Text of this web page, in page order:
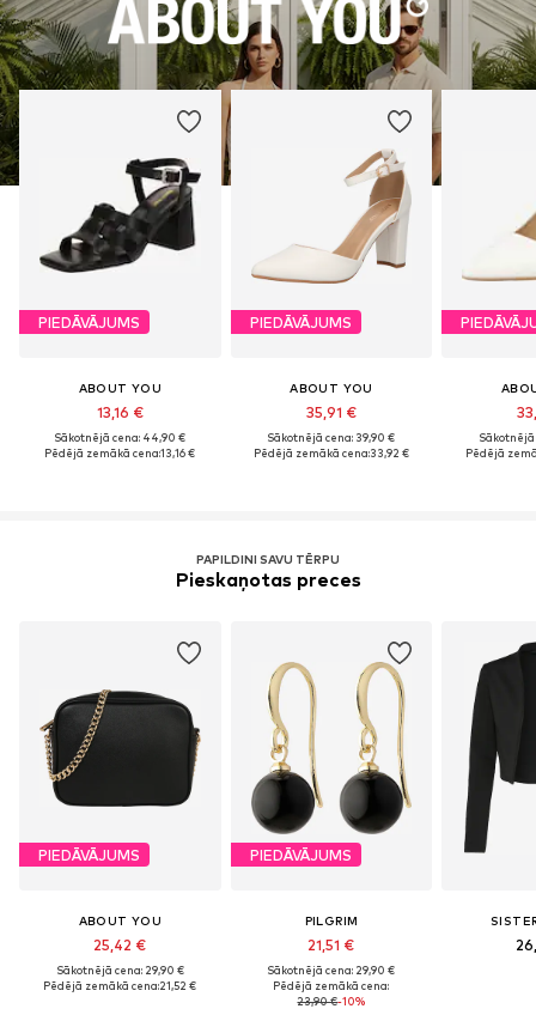
PIEDĀVĀJUMS
ABOUT YOU
13,16 €
Sākotnējā cena: 44,90 €
Pēdējā zemākā cena:13,16 €
PIEDĀVĀJUMS
ABOUT YOU
35,91 €
Sākotnējā cena: 39,90 €
Pēdējā zemākā cena:33,92 €
Sākotnējā
Pēdējā
PAPILDINI SAVU TĒRPU
Pieskaņotas preces
PIEDĀVĀJUMS
ABOUT YOU
25,42 €
Sākotnējā cena: 29,90 €
Pēdējā zemākā cena:21,52 €
PIEDĀVĀJUMS
PILGRIM
21,51 €
Sākotnējā cena: 29,90 €
Pēdējā zemākā cena:
23,90 €-10%